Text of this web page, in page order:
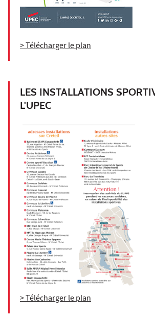
> Télécharger le plan
LES INSTALLATIONS
L'UPEC
> Télécharger le plan